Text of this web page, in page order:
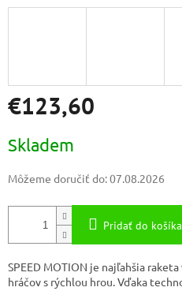
€123,60
cena:
Skladem
Môžeme doručiť do:07.08.2026
Pridať do košíka
SPEED MOTION je najľahšia
hráčov s rýchlou hrou. Vďaka